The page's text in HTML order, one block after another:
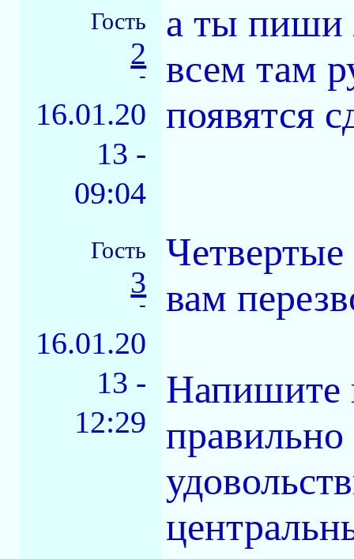
Гость
2
-
16.01.20
13 -
09:04
а ты пиши
всем там
появятся
Гость
3
-
16.01.20
13 -
12:29
Четвертые
вам
Напишите